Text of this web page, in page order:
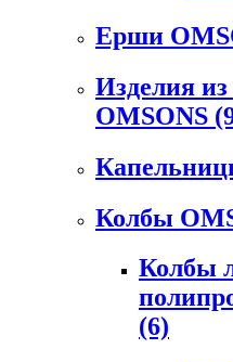
Ерши
Изделия
OMSONS
Колбы
Колбы
(6)